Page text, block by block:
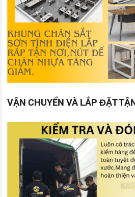
VẬN CHUYỂN VÀ LẮP ĐẶT